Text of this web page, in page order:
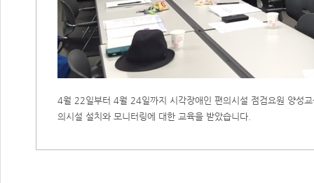
4월 22일부터 4월 24일까지 시각장애인 편의시설 점검요원 양성
의시설 설치와 모니터링에 대한 교육을 받았습니다.